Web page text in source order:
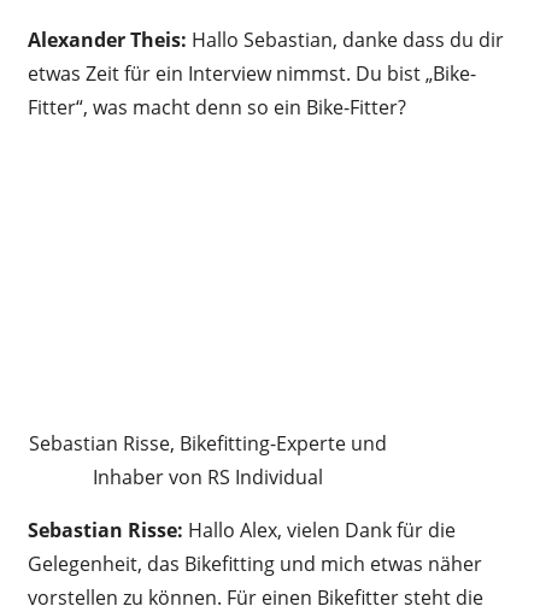
Alexander Theis: Hallo Sebastian, danke dass du dir
etwas Zeit für ein Interview nimmst. Du bist „Bike-
Fitter“, was macht denn so ein Bike-Fitter?
Sebastian Risse, Bikefitting-Experte und
Inhaber von RS Individual
Sebastian Risse: Hallo Alex, vielen Dank für die
Gelegenheit, das Bikefitting und mich etwas näher
vorstellen zu können. Für einen Bikefitter steht die